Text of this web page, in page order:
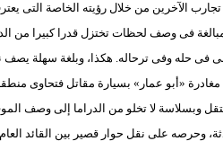
الآخرين من خلال رؤيته الخاصة التى
فى وصف لحظات تختزل قدرا كبيرا من
حله وفى ترحاله. هكذا، وبلغة سهلة يصف
«أبو عمار» بسيارة مقاتل فتحاوى
وبسلاسة لا تخلو من الدراما إلى وصف
وحرصه على نقل حوار قصير بين القائد